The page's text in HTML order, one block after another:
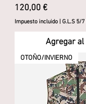
Precio
120,00 €
Impuesto incluido G.L.S 5/7
Agregar
OTOÑO/INVIERNO